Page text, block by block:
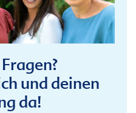
und deinen
da!